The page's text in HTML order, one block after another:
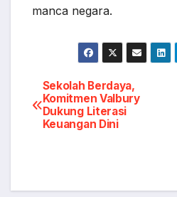
manca negara.
Post
navigation
Sekolah Berdaya,
Komitmen Valbury
Dukung Literasi
Keuangan Dini